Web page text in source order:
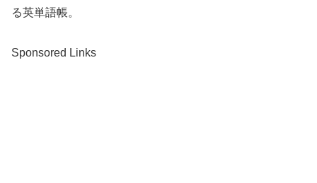
る英単語帳。
Sponsored Links